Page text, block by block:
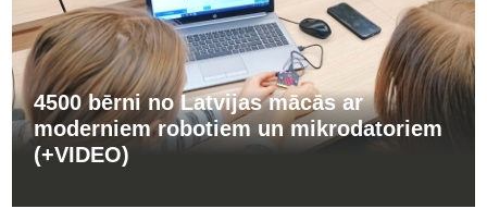
4500 bērni no Latvijas mācās ar
moderniem robotiem un mikrodatoriem
(+VIDEO)